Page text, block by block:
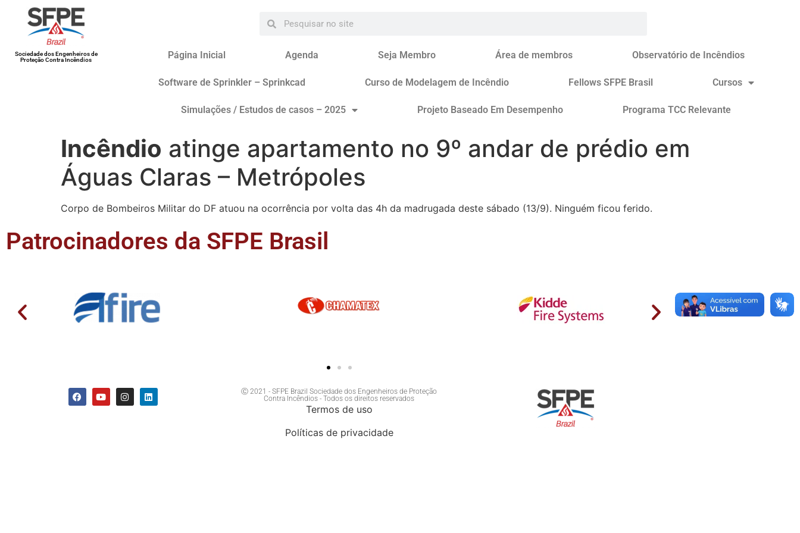
Sociedade dos Engenheiros de
Proteção Contra Incêndios
Página Inicial Agenda Seja Membro Área de membros Observatório de Incêndios
Software de Sprinkler – Sprinkcad Curso de Modelagem de Incêndio Fellows SFPE Brasil Cursos
Simulações / Estudos de casos – 2025 Projeto Baseado Em Desempenho Programa TCC Relevante
Incêndio atinge apartamento no 9º andar de prédio em
Águas Claras – Metrópoles
Corpo de Bombeiros Militar do DF atuou na ocorrência por volta das 4h da madrugada deste sábado (13/9). Ninguém ficou ferido.
Patrocinadores da SFPE Brasil
Ⓒ 2021 - SFPE Brazil Sociedade dos Engenheiros de Proteção
Contra Incêndios - Todos os direitos reservados
Termos de uso
Políticas de privacidade